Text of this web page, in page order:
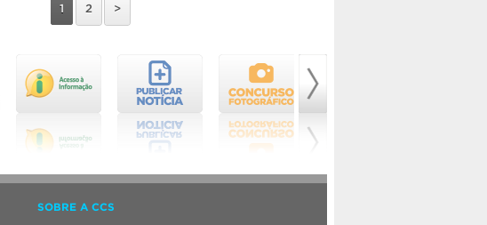
1
2 >
SOBRE A CCS